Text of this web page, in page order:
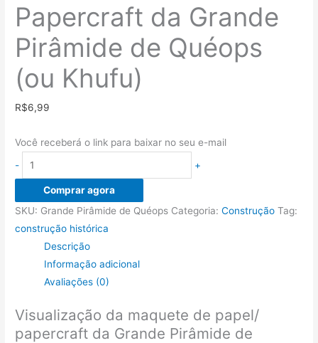
Papercraft da Grande
Pirâmide de Quéops
(ou Khufu)
R$6,99
Você receberá o link para baixar no seu e-mail
-
Papercraft
da
Grande
Pirâmide
de
Quéops
Khufu)
+
Comprar agora
SKU: Grande Pirâmide de Quéops Categoria:Construção Tag:
construção histórica
Descrição
Informação adicional
Avaliações (0)
Visualização da maquete de papel/
papercraft da Grande Pirâmide de